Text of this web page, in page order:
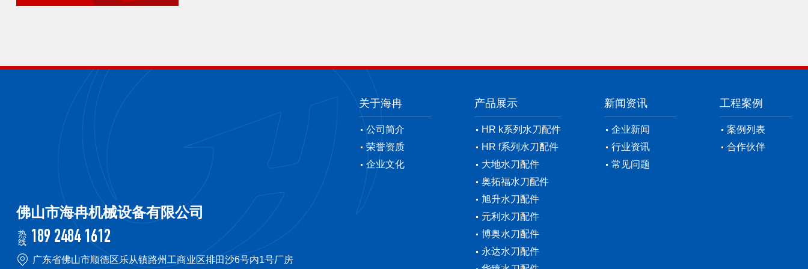
佛山市海冉机械设备有限公司
热
线 189 2484 1612
广东省佛山市顺德区乐从镇路州工商业区排田沙6号内1号厂房
关于海冉
公司简介
荣誉资质
企业文化
产品展示
HR k系列水刀配件
HR f系列水刀配件
大地水刀配件
奥拓福水刀配件
旭升水刀配件
元利水刀配件
博奥水刀配件
永达水刀配件
新闻资讯
企业新闻
行业资讯
常见问题
工程案例
案例列表
合作伙伴